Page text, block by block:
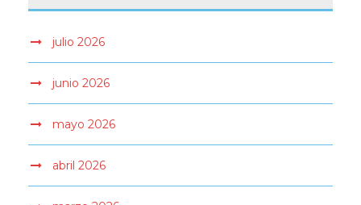
julio 2026
junio 2026
mayo 2026
abril 2026